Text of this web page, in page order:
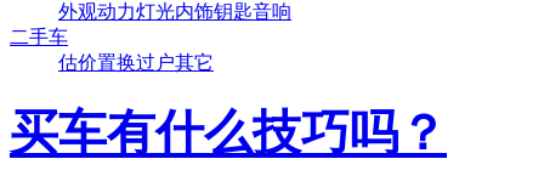
外观动力灯光内饰钥匙音响
二手车
估价置换过户其它
买车有什么技巧吗？